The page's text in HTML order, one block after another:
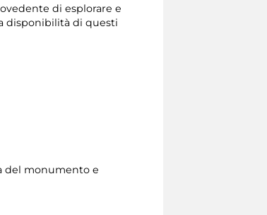
di esplorare e
disponibilità di questi
del monumento e